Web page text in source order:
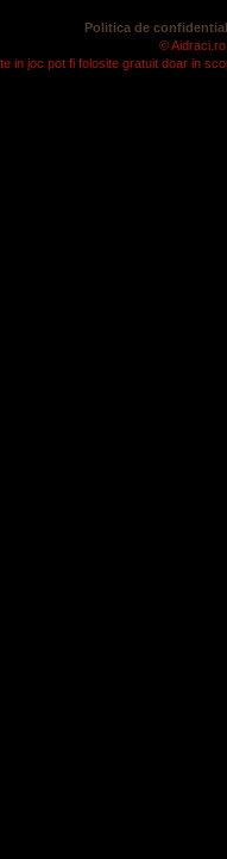
Politica de
©
in joc pot fi folosite gratuit doar in